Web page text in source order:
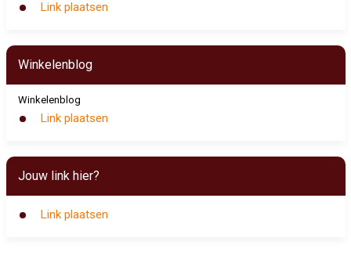
Link plaatsen
Winkelenblog
Winkelenblog
Link plaatsen
Jouw link hier?
Link plaatsen